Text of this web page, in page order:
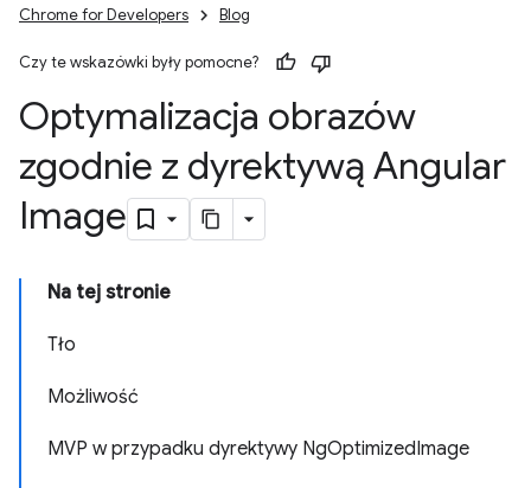
Chrome for Developers Blog
Czy te wskazówki były pomocne?
Optymalizacja obrazów
zgodnie z dyrektywą Angular
Image
Na tej stronie
Tło
Możliwość
MVP w przypadku dyrektywy NgOptimizedImage